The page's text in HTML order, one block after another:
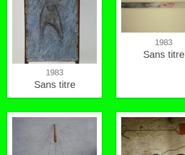
1983
Sans titre
1983
Sans titre